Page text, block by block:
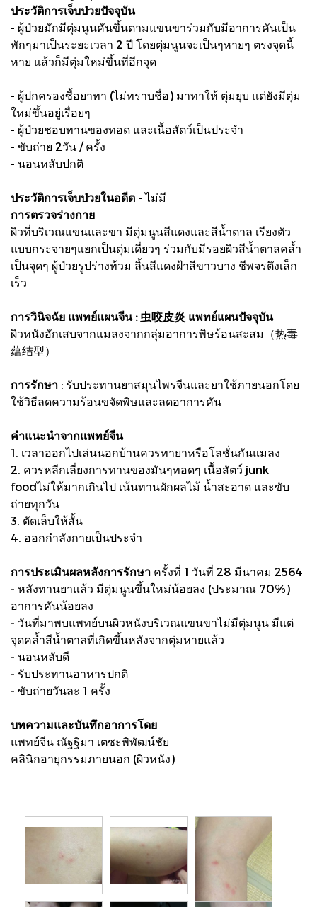
ประวัติการเจ็บป่วยปัจจุบัน
- ผู้ป่วยมักมีตุ่มนูนคันขึ้นตามแขนขาร่วมกับมีอาการคันเป็น
พักๆมาเป็นระยะเวลา 2 ปี โดยตุ่มนูนจะเป็นๆหายๆ ตรงจุดนี้
หาย แล้วก็มีตุ่มใหม่ขึ้นที่อีกจุด
- ผู้ปกครองซื้อยาทา (ไม่ทราบชื่อ) มาทาให้ ตุ่มยุบ แต่ยังมีตุ่ม
ใหม่ขึ้นอยู่เรื่อยๆ
- ผู้ป่วยชอบทานของทอด และเนื้อสัตว์เป็นประจำ
- ขับถ่าย 2วัน / ครั้ง
- นอนหลับปกติ
ประวัติการเจ็บป่วยในอดีต - ไม่มี
การตรวจร่างกาย
ผิวที่บริเวณแขนและขา มีตุ่มนูนสีแดงและสีน้ำตาล เรียงตัว
แบบกระจายๆแยกเป็นตุ่มเดี่ยวๆ ร่วมกับมีรอยผิวสีน้ำตาลคล้ำ
เป็นจุดๆ ผู้ป่วยรูปร่างท้วม ลิ้นสีแดงฝ้าสีขาวบาง ชีพจรตึงเล็ก
เร็ว
การวินิจฉัย แพทย์แผนจีน : 虫咬皮炎 แพทย์แผนปัจจุบัน
ผิวหนังอักเสบจากแมลงจากกลุ่มอาการพิษร้อนสะสม（热毒
蕴结型）
การรักษา : รับประทานยาสมุนไพรจีนและยาใช้ภายนอกโดย
ใช้วิธีลดความร้อนขจัดพิษและลดอาการคัน
คำแนะนำจากแพทย์จีน
1. เวลาออกไปเล่นนอกบ้านควรทายาหรือโลชั่นกันแมลง
2. ควรหลีกเลี่ยงการทานของมันๆทอดๆ เนื้อสัตว์ junk
foodไม่ให้มากเกินไป เน้นทานผักผลไม้ น้ำสะอาด และขับ
ถ่ายทุกวัน
3. ตัดเล็บให้สั้น
4. ออกกำลังกายเป็นประจำ
การประเมินผลหลังการรักษา ครั้งที่ 1 วันที่ 28 มีนาคม 2564
- หลังทานยาแล้ว มีตุ่มนูนขึ้นใหม่น้อยลง (ประมาณ 70%)
อาการคันน้อยลง
- วันที่มาพบแพทย์บนผิวหนังบริเวณแขนขาไม่มีตุ่มนูน มีแต่
จุดคล้ำสีน้ำตาลที่เกิดขึ้นหลังจากตุ่มหายแล้ว
- นอนหลับดี
- รับประทานอาหารปกติ
- ขับถ่ายวันละ 1 ครั้ง
บทความและบันทึกอาการโดย
แพทย์จีน ณัฐฐิมา เตชะพิพัฒน์ชัย
คลินิกอายุกรรมภายนอก (ผิวหนัง)